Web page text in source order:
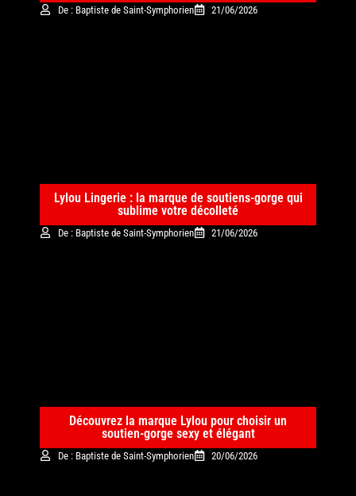
De : Baptiste de Saint-Symphorien 21/06/2026
Lylou Lingerie : la marque de soutiens-gorge qui
sublime votre décolleté
De : Baptiste de Saint-Symphorien 21/06/2026
Découvrez la marque Lylou pour choisir un
soutien-gorge sexy et élégant
De : Baptiste de Saint-Symphorien 20/06/2026